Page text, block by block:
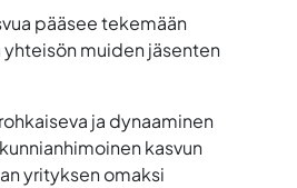
pääsee tekemään
muiden jäsenten
ja dynaaminen
kasvun
yrityksen omaksi